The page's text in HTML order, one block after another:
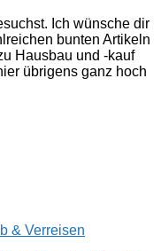
Ich wünsche dir
bunten Artikeln
Hausbau und -kauf
übrigens ganz hoch
& Verreisen